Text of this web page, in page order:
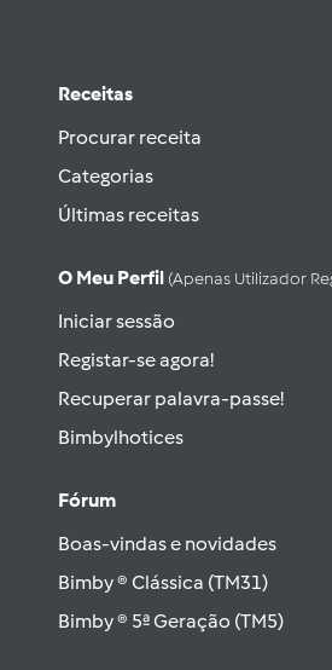
Receitas
Procurar receita
Categorias
Últimas receitas
O Meu Perfil (apenas Utilizador
Iniciar sessão
Registar-se agora!
Recuperar palavra-passe!
Bimbylhotices
Fórum
Boas-vindas e novidades
Bimby ® Clássica (TM31)
Bimby ® 5ª Geração (TM5)